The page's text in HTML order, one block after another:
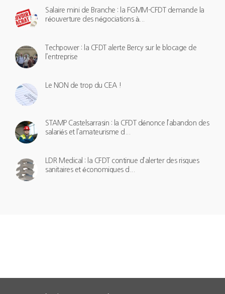
Salaire mini de Branche : la FGMM-CFDT demande la
réouverture des négociations à...
Techpower : la CFDT alerte Bercy sur le blocage de
l’entreprise
Le NON de trop du CEA !
STAMP Castelsarrasin : la CFDT dénonce l’abandon des
salariés et l’amateurisme d...
LDR Medical : la CFDT continue d’alerter des risques
sanitaires et économiques d...